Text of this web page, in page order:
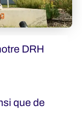
DRH
que de